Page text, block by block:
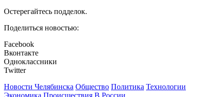
Остерегайтесь подделок.
Поделиться новостью:
Facebook
Вконтакте
Одноклассники
Twitter
Новости Челябинска Общество Политика Технологии